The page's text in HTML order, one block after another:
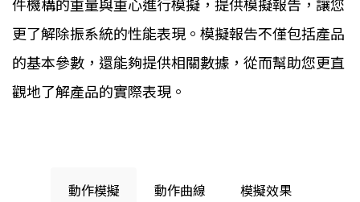
件機構的重量與重心進行模擬，提供模擬報告，讓您
更了解除振系統的性能表現。模擬報告不僅包括產品
的基本參數，還能夠提供相關數據，從而幫助您更直
觀地了解產品的實際表現。
動作模擬 動作曲線 模擬效果